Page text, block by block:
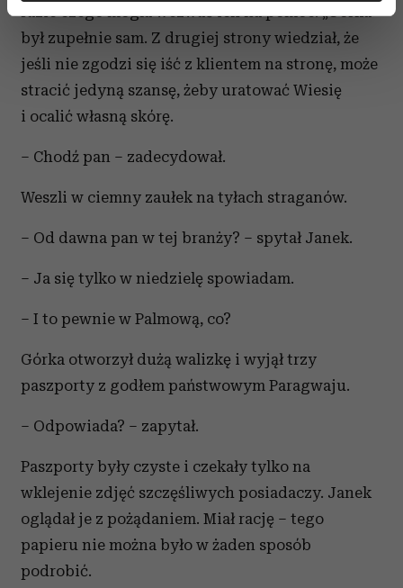
dane są przetwarzane oraz ustaw własne preferencje w
zmienić lub wycofać swoją zgodę w dowolnej chwili.
Wykorzystujemy pliki cookie do spersonalizowania treści
analizować ruch w naszej witrynie. Informacje o tym, jak
społecznościowym, reklamowym i analitycznym.
otrzymanymi od Ciebie lub uzyskanymi podczas
korzystania z ich usług.
razie czego mogła wezwać ich na pomoc. „Górka”
był zupełnie sam. Z drugiej strony wiedział, że
jeśli nie zgodzi się iść z klientem na stronę, może
stracić jedyną szansę, żeby uratować Wiesię
i ocalić własną skórę.
– Chodź pan – zadecydował.
Weszli w ciemny zaułek na tyłach straganów.
– Od dawna pan w tej branży? – spytał Janek.
– Ja się tylko w niedzielę spowiadam.
– I to pewnie w Palmową, co?
Górka otworzył dużą walizkę i wyjął trzy
paszporty z godłem państwowym Paragwaju.
– Odpowiada? – zapytał.
Paszporty były czyste i czekały tylko na
wklejenie zdjęć szczęśliwych posiadaczy. Janek
oglądał je z pożądaniem. Miał rację – tego
papieru nie można było w żaden sposób
podrobić.